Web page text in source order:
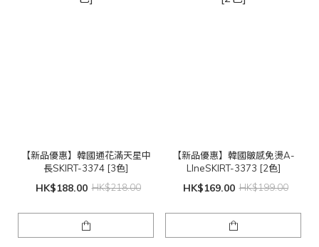
【新品優惠】韓國通花滿天星中
長SKIRT-3374 [3色]
HK$188.00 HK$218.00
【新品優惠】韓國皺感免燙A-
LIneSKIRT-3373 [2色]
HK$169.00 HK$199.00